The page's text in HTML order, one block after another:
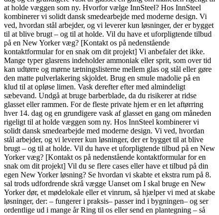
at holde væggen som ny. Hvorfor vælge InnSteel? Hos InnSteel
kombinerer vi solidt dansk smedearbejde med moderne design. Vi
ved, hvordan stål arbejder, og vi leverer kun løsninger, der er bygget
til at blive brugt – og til at holde. Vil du have et uforpligtende tilbud
på en New Yorker væg? [Kontakt os på nedenstående
kontaktformular for en snak om dit projekt] Vi anbefaler det ikke.
Mange typer glasrens indeholder ammoniak eller sprit, som over tid
kan udtørre og mørne tætningslisterne mellem glas og stål eller gøre
den matte pulverlakering skjoldet. Brug en smule madolie på en
klud til at opløse limen. Vask derefter efter med almindeligt
sæbevand. Undgå at bruge barberblade, da du risikerer at ridse
glasset eller rammen. For de fleste private hjem er en let aftørring
hver 14. dag og en grundigere vask af glasset en gang om måneden
rigeligt til at holde væggen som ny. Hos InnSteel kombinerer vi
solidt dansk smedearbejde med moderne design. Vi ved, hvordan
stål arbejder, og vi leverer kun løsninger, der er bygget til at blive
brugt – og til at holde. Vil du have et uforpligtende tilbud på en New
Yorker væg? [Kontakt os på nedenstående kontaktformular for en
snak om dit projekt] Vil du se flere cases eller have et tilbud på din
egen New Yorker løsning? Se hvordan vi skabte et ekstra rum på 8.
sal trods udfordrende skrå vægge Uanset om I skal bruge en New
Yorker dør, et mødelokale eller et vinrum, så hjælper vi med at skabe
løsninger, der: – fungerer i praksis– passer ind i bygningen– og ser
ordentlige ud i mange år Ring til os eller send en plantegning – så